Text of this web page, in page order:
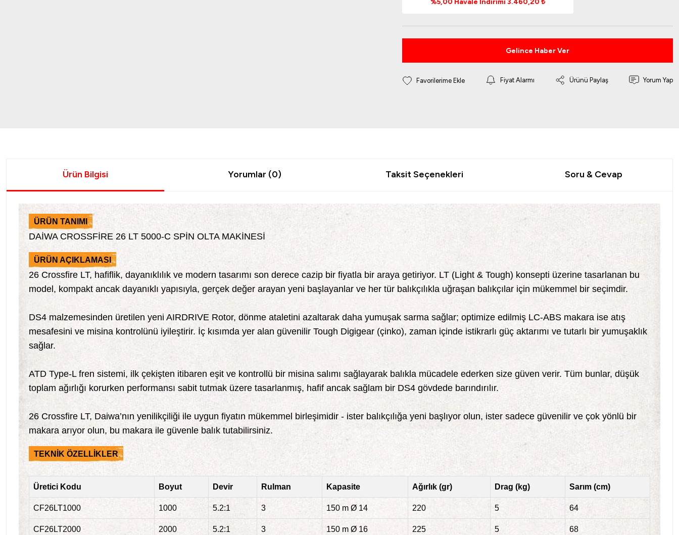
%5,00 Havale İndirimi 3.460,20 ₺
Gelince Haber Ver
Fiyat Alarmı Ürünü Paylaş Yorum Yap
Ürün Bilgisi Yorumlar (0) Taksit Seçenekleri Soru & Cevap
ÜRÜN TANIMI
DAİWA CROSSFİRE 26 LT 5000-C SPİN OLTA MAKİNESİ
ÜRÜN AÇIKLAMASI
26 Crossfire LT, hafiflik, dayanıklılık ve modern tasarımı son derece cazip bir fiyatla bir araya getiriyor. LT (Light & Tough) konsepti üzerine tasarlanan bu
model, kompakt ancak dayanıklı yapısıyla, gerçek değer arayan yeni başlayanlar ve her tür balıkçılıkla uğraşan balıkçılar için mükemmel bir seçimdir.
DS4 malzemesinden üretilen yeni AIRDRIVE Rotor, dönme ataletini azaltarak daha yumuşak sarma sağlar; optimize edilmiş LC-ABS makara ise atış
mesafesini ve misina kontrolünü iyileştirir. İç kısımda yer alan güvenilir Tough Digigear (çinko), zaman içinde istikrarlı güç aktarımı ve tutarlı bir yumuşaklık
sağlar.
ATD Type-L fren sistemi, ilk çekişten itibaren eşit ve kontrollü bir misina salımı sağlayarak balıkla mücadele ederken size güven verir. Tüm bunlar, düşük
toplam ağırlığı korurken performansı sabit tutmak üzere tasarlanmış, hafif ancak sağlam bir DS4 gövdede barındırılır.
26 Crossfire LT, Daiwa’nın yenilikçiliği ile uygun fiyatın mükemmel birleşimidir - ister balıkçılığa yeni başlıyor olun, ister sadece güvenilir ve çok yönlü bir
makara arıyor olun, bu makara ile güvenle balık tutabilirsiniz.
TEKNİK ÖZELLİKLER
Üretici Kodu Boyut Devir Rulman Kapasite Ağırlık (gr) Drag (kg) Sarım (cm)
CF26LT1000 1000 5.2:1 3 150 m Ø 14 220 5 64
CF26LT2000 2000 5.2:1 3 150 m Ø 16 225 5 68